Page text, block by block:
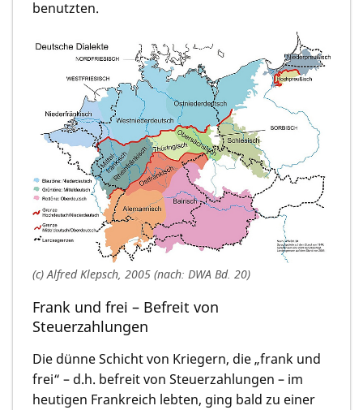
benutzten.
(c) Alfred Klepsch, 2005 (nach: DWA Bd. 20)
Frank und frei – Befreit von
Steuerzahlungen
Die dünne Schicht von Kriegern, die „frank und
frei“ – d.h. befreit von Steuerzahlungen – im
heutigen Frankreich lebten, ging bald zu einer